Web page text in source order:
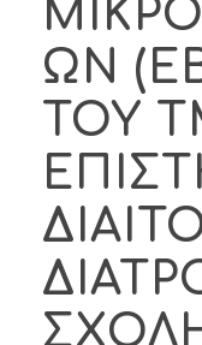
ΩΝ
ΤΟΥ